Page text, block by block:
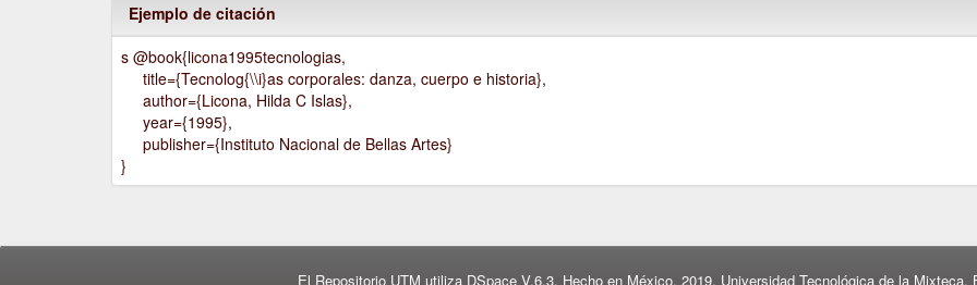
Ejemplo de citación
s @book{licona1995tecnologias,
title={Tecnolog{\\i}as corporales: danza, cuerpo e historia},
author={Licona, Hilda C Islas},
year={1995},
publisher={Instituto Nacional de Bellas Artes}
}
El Repositorio UTM utiliza DSpace V.6.3. Hecho en México, 2019. Universidad Tecnológica de la Mixteca.